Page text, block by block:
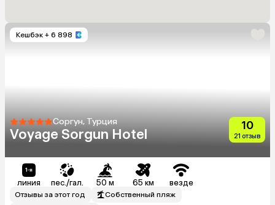
Кешбэк + 6 898
Соргун, Турция
Voyage Sorgun Hotel
10
21 отзыв
линия пес./гал. 50 м 65 км везде
Отзывы за этот год
Собственный пляж